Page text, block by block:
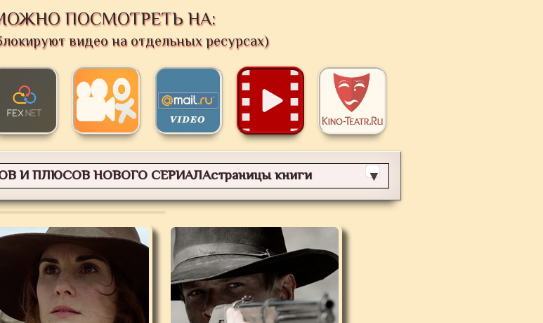
ПОСМОТРЕТЬ НА:
видео на отдельных ресурсах)
И ПЛЮСОВ НОВОГО СЕРИАЛАстраницы книги ▼